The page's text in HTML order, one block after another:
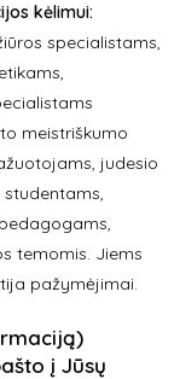
kėlimui:
specialistams,
meistriškumo
judesio
temomis. Jiems
pažymėjimai.
į Jūsų